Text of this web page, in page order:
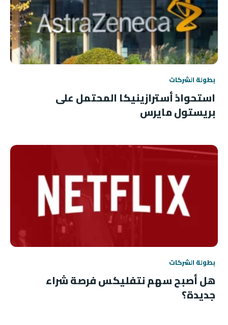
بطولة الشركات
استحواذ أسترازينيكا المحتمل على
بريستول مايرس
بطولة الشركات
هل أصبح سهم نتفليكس فرصة شراء
جديدة؟